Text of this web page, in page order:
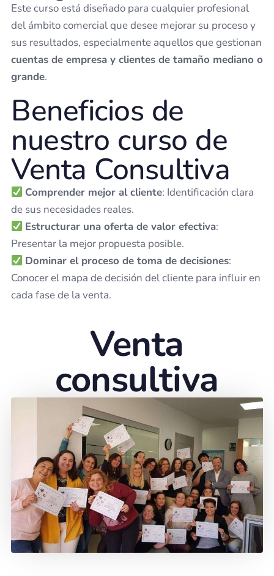
Este curso está diseñado para cualquier profesional
del ámbito comercial que desee mejorar su proceso y
sus resultados, especialmente aquellos que gestionan
cuentas de empresa y clientes de tamaño mediano o
grande.
Beneficios de
nuestro curso de
Venta Consultiva
Comprender mejor al cliente: Identificación clara
de sus necesidades reales.
Estructurar una oferta de valor efectiva:
Presentar la mejor propuesta posible.
Dominar el proceso de toma de decisiones:
Conocer el mapa de decisión del cliente para influir en
cada fase de la venta.
Venta
consultiva